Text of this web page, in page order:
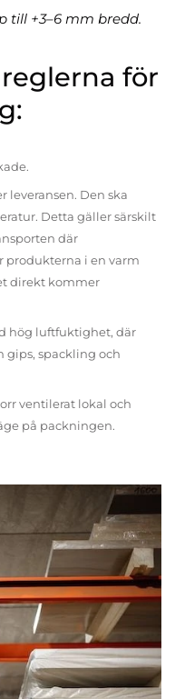
till +3–6 mm bredd.
för
leveransen. Den ska
Detta gäller särskilt
där
produkterna i en varm
direkt kommer
hög luftfuktighet, där
gips, spackling och
ventilerat lokal och
på packningen.